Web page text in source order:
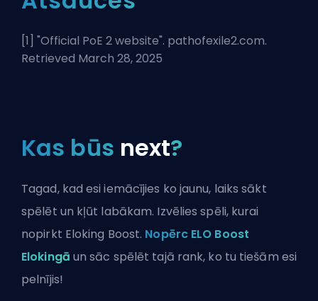
[1] "Official PoE 2 website". pathofexile2.com.
Retrieved March 28, 2025
Kas būs next?
Tagad, kad esi iemācījies ko jaunu, laiks sākt
spēlēt un kļūt labākam. Izvēlies spēli, kurai
nopirkt Eloking Boost. Nopērc ELO Boost
Elokingā un sāc spēlēt tajā rank, ko tu tiešām esi
pelnījis!